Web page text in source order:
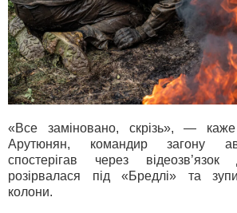
«Все заміновано, скрізь», —
Арутюнян, командир загону
спостерігав через
розірвалася під «Бредлі» та
колони.